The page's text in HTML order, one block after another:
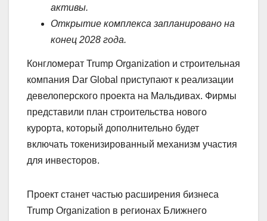
активы.
Открытие комплекса запланировано на
конец 2028 года.
Конгломерат Trump Organization и строительная
компания Dar Global приступают к реализации
девелоперского проекта на Мальдивах. Фирмы
представили план строительства нового
курорта, который дополнительно будет
включать токенизированный механизм участия
для инвесторов.
Проект станет частью расширения бизнеса
Trump Organization в регионах Ближнего